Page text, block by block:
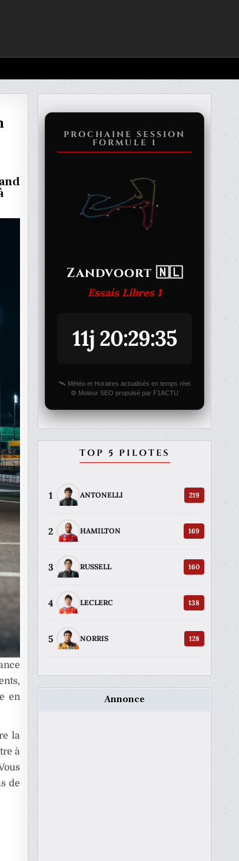
en
la
à
de
PROCHAINE SESSION
FORMULE 1
Zandvoort 🇳🇱
Essais Libres 1
11j 20:29:35
🛰️ Météo et Horaires actualisés en temps réel
⚙️ Moteur SEO propulsé par F1ACTU
TOP 5 PILOTES
1 ANTONELLI 219
2 HAMILTON 169
3 RUSSELL 160
4 LECLERC 138
5 NORRIS 128
Annonce